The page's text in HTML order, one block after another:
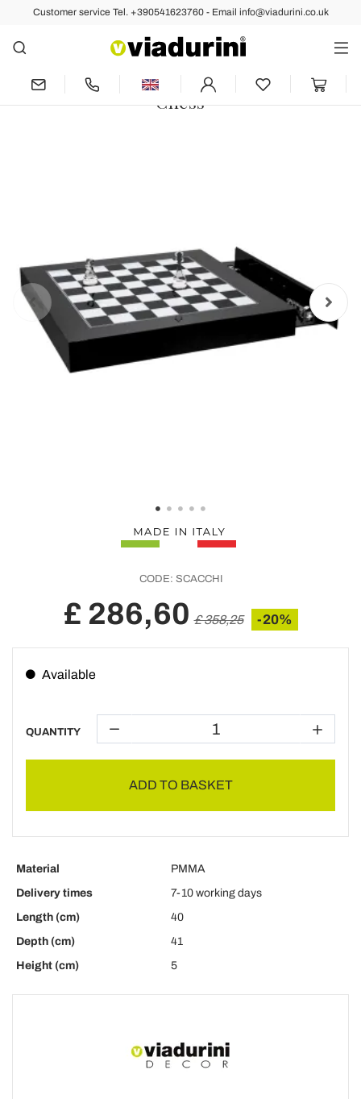
Customer service Tel. +390541623760 - Email info@viadurini.co.uk
Back Previous Next
Chessboard for Chess and Design
Checkers in Plexiglass Made in Italy -
Chess
CODE: SCACCHI
£ 286,60 £ 358,25 -20%
Available
QUANTITY
ADD TO BASKET
Material
PMMA
Delivery times
7-10 working days
Length (cm)
40
Depth (cm)
41
Height (cm)
5